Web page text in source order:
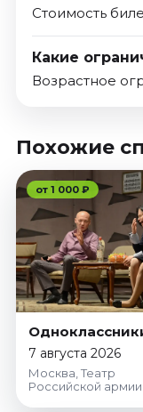
Стоимость
Какие
Возрастное
Похожие
от 1 000 ₽
7 августа 2026
Москва, Театр
Российской армии